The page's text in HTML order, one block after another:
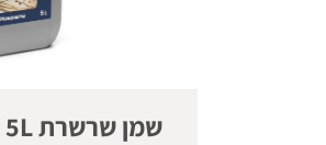
שמן שרשרת BIO X-GUARD 5L